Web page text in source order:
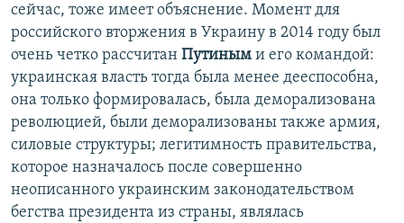
сейчас, тоже имеет объяснение. Момент для
российского вторжения в Украину в 2014 году был
очень четко рассчитан Путиным и его командой:
украинская власть тогда была менее дееспособна,
она только формировалась, была деморализована
революцией, были деморализованы также армия,
силовые структуры; легитимность правительства,
которое назначалось после совершенно
неописанного украинским законодательством
бегства президента из страны, являлась